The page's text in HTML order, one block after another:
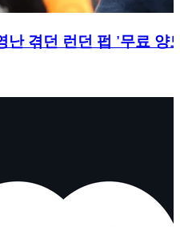
난 겪던 런던 펍 '무료 양